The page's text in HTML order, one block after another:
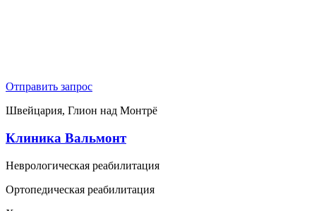
Отправить запрос
Швейцария, Глион над Монтрё
Клиника Вальмонт
Неврологическая реабилитация
Ортопедическая реабилитация